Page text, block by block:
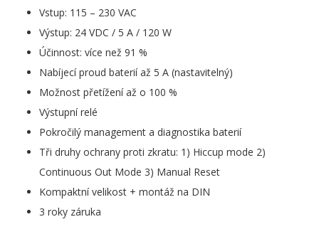
Vstup: 115 – 230 VAC
Výstup: 24 VDC / 5 A / 120 W
Účinnost: více než 91 %
Nabíjecí proud baterií až 5 A (nastavitelný)
Možnost přetížení až o 100 %
Výstupní relé
Pokročilý management a diagnostika baterií
Tři druhy ochrany proti zkratu: 1) Hiccup mode 2)
Continuous Out Mode 3) Manual Reset
Kompaktní velikost + montáž na DIN
3 roky záruka